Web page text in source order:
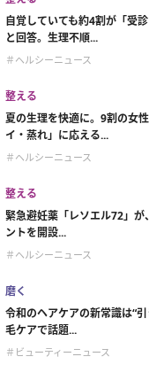
自覚していても約4割が「受
と回答。生理不順...
＃ヘルシーニュース
整える
夏の生理を快適に。9割の女
イ・蒸れ」に応える...
＃ヘルシーニュース
整える
緊急避妊薬「レソエル72」
ントを開設...
＃ヘルシーニュース
磨く
令和のヘアケアの新常識は“
毛ケアで話題...
＃ビューティーニュース